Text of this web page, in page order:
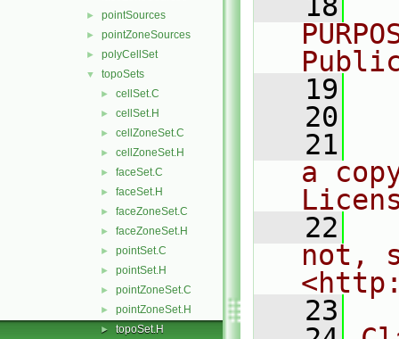
► pointSources
► pointZoneSources
► polyCellSet
▼ topoSets
► cellSet.C
► cellSet.H
► cellZoneSet.C
► cellZoneSet.H
► faceSet.C
► faceSet.H
► faceZoneSet.C
► faceZoneSet.H
► pointSet.C
► pointSet.H
► pointZoneSet.C
► pointZoneSet.H
► topoSet.H
   19
   20
   21
a
   22
not,
   23